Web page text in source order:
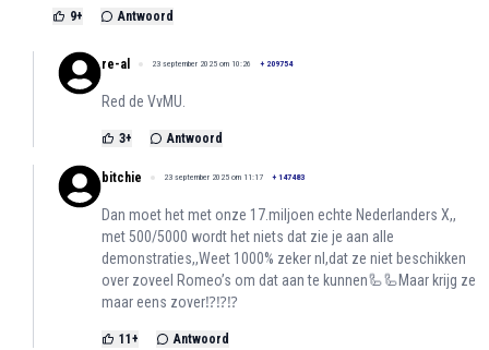
9+ Antwoord
re-al 23 september 2025 om 10:26 + 209754
Red de VvMU.
3+ Antwoord
bitchie 23 september 2025 om 11:17 + 147483
Dan moet het met onze 17.miljoen echte Nederlanders X,,
met 500/5000 wordt het niets dat zie je aan alle
demonstraties,,Weet 1000% zeker nl,dat ze niet beschikken
over zoveel Romeo’s om dat aan te kunnen🦾🦾Maar krijg ze
maar eens zover⁉️⁉️⁉️
11+ Antwoord